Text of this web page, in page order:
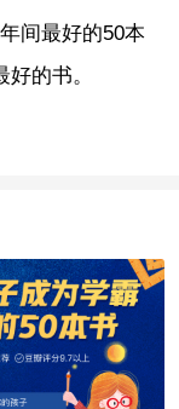
间最好的50本
的书。